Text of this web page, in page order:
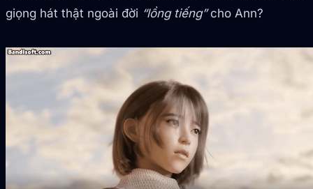
giọng hát thật ngoài đời “lồng tiếng”cho Ann?